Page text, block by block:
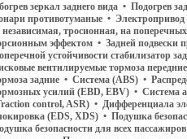
зеркал заднего вида • Подогрев
противотуманые • Электропривод
независимая, тросионная, на
эффектом • Задней подвески
устойчивости стабилизатор
вентилируемые тормоза
задние • Система (ABS) •
усилий (EBD, EBV) • Система
control, ASR) • Дифференциала
(EDS, XDS) • Подушка
безопасности для всех